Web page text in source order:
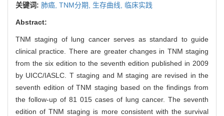
关键词: 肺癌, TNM分期, 生存曲线, 临床实践
Abstract:
TNM staging of lung cancer serves as standard to guide
clinical practice. There are greater changes in TNM staging
from the six edition to the seventh edition published in 2009
by UICC/IASLC. T staging and M staging are revised in the
seventh edition of TNM staging based on the findings from
the follow-up of 81 015 cases of lung cancer. The seventh
edition of TNM staging is more consistent with the survival